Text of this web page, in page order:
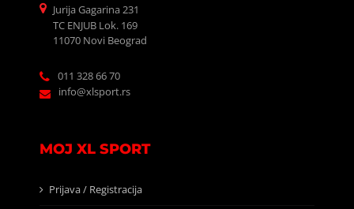
Jurija Gagarina 231
TC ENJUB Lok. 169
11070 Novi Beograd
011 328 66 70
info@xlsport.rs
MOJ XL SPORT
Prijava / Registracija